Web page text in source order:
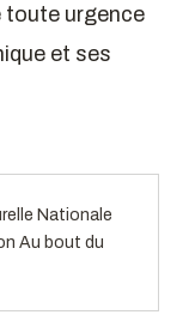
toute urgence
et ses
Nationale
Au bout du